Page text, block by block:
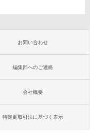
お問い合わせ
編集部へのご連絡
会社概要
特定商取引法に基づく表示